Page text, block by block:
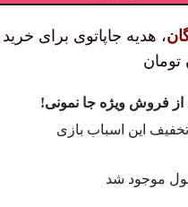
، هدیه جاپاتوی برای خرید
فروش ویژه جا نمونی!
این اسباب بازی
موجود شد